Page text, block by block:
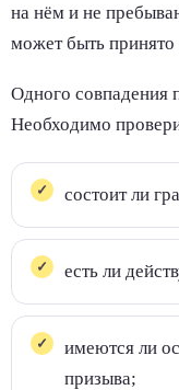
на нём и не
может быть принято
Одного совпадения
Необходимо
состоит ли
есть ли
имеются ли
призыва;